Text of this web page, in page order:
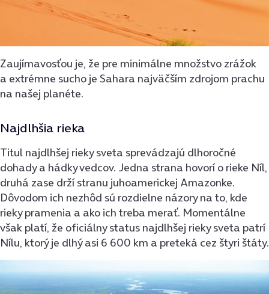
Zaujímavosťou je, že pre minimálne množstvo zrážok
a extrémne sucho je Sahara najväčším zdrojom prachu
na našej planéte.
Najdlhšia rieka
Titul najdlhšej rieky sveta sprevádzajú dlhoročné
dohady a hádky vedcov. Jedna strana hovorí o rieke Níl,
druhá zase drží stranu juhoamerickej Amazonke.
Dôvodom ich nezhôd sú rozdielne názory na to, kde
rieky pramenia a ako ich treba merať. Momentálne
však platí, že oficiálny status najdlhšej rieky sveta patrí
Nílu, ktorý je dlhý asi 6 600 km a preteká cez štyri štáty.